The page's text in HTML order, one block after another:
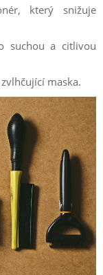
který snižuje
suchou a citlivou
maska.